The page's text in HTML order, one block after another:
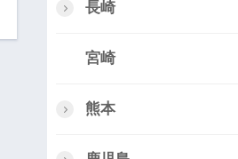
長崎
宮崎
熊本